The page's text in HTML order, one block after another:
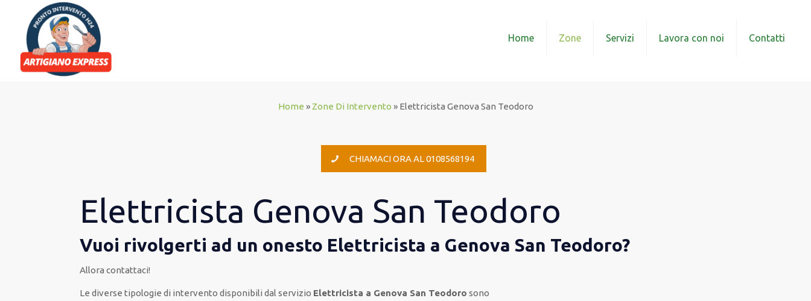
Home Zone Servizi Lavora con noi Contatti
Home » Zone Di Intervento » Elettricista Genova San Teodoro
CHIAMACI ORA AL 0108568194
Elettricista Genova San Teodoro
Vuoi rivolgerti ad un onesto Elettricista a Genova San Teodoro?
Allora contattaci!
Lediverse tipologie di intervento disponibili dal servizio Elettricista a Genova San Teodoro sono